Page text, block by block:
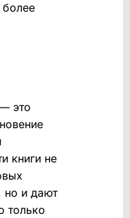
более
это
книги не
но и дают
только